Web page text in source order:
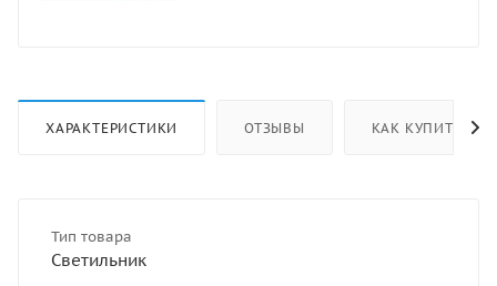
ХАРАКТЕРИСТИКИ ОТЗЫВЫ КАК КУПИТЬ
Тип товара
Светильник